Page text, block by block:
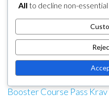
NYLIGE INNLEGG
Booster Course Pass
Kvalifikasjoner, Fordeler,
Min Nintendo
Begrenset Tid,
Booster Course Pass
All to decline non-